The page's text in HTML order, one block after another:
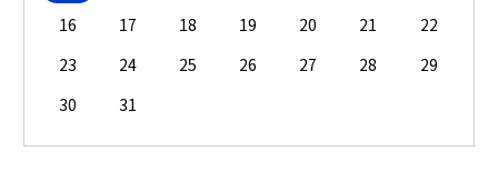
16
17 18 19 20 21
22
23
24 25 26 27 28
29
30
31